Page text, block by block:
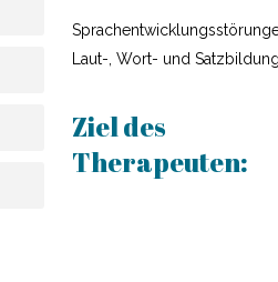
Laut-, Wort- und
Ziel des
Therapeuten: